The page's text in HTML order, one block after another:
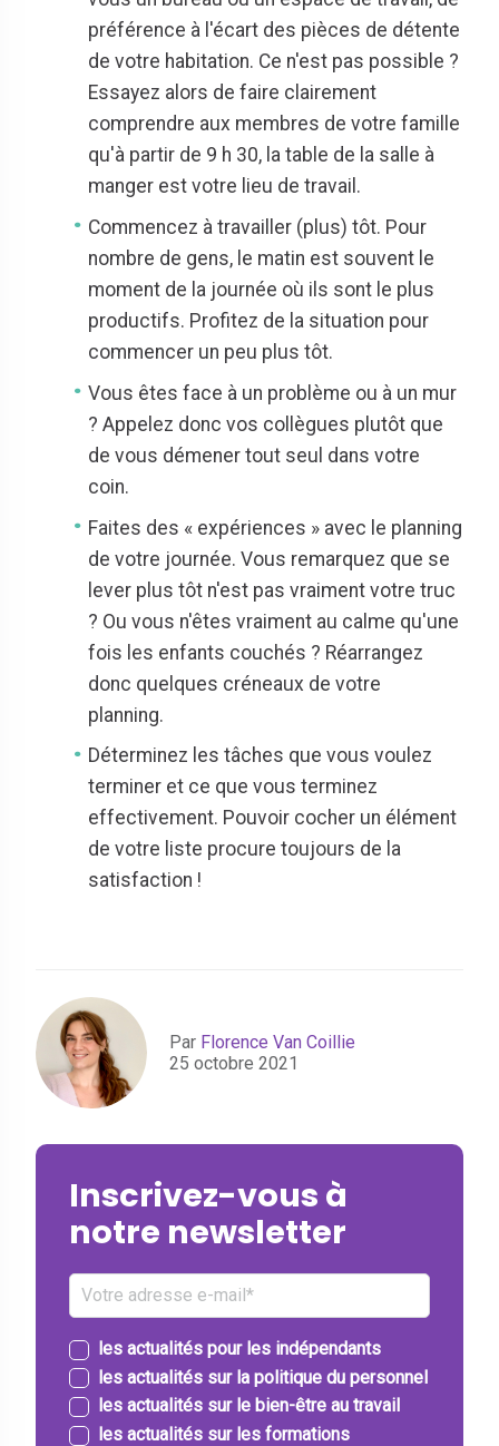
préférence à l'écart des pièces de détente
de votre habitation. Ce n'est pas possible ?
Essayez alors de faire clairement
comprendre aux membres de votre famille
qu'à partir de 9 h 30, la table de la salle à
manger est votre lieu de travail.
Commencez à travailler (plus) tôt. Pour
nombre de gens, le matin est souvent le
moment de la journée où ils sont le plus
productifs. Profitez de la situation pour
commencer un peu plus tôt.
Vous êtes face à un problème ou à un mur
? Appelez donc vos collègues plutôt que
de vous démener tout seul dans votre
coin.
Faites des « expériences » avec le planning
de votre journée. Vous remarquez que se
lever plus tôt n'est pas vraiment votre truc
? Ou vous n'êtes vraiment au calme qu'une
fois les enfants couchés ? Réarrangez
donc quelques créneaux de votre
planning.
Déterminez les tâches que vous voulez
terminer et ce que vous terminez
effectivement. Pouvoir cocher un élément
de votre liste procure toujours de la
satisfaction !
Par Florence Van Coillie
25 octobre 2021
Inscrivez-vous à
notre newsletter
les actualités pour les indépendants
les actualités sur la politique du personnel
les actualités sur le bien-être au travail
les actualités sur les formations